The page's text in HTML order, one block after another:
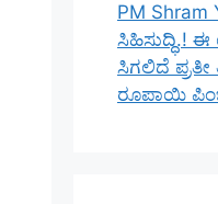
PM Shram
ಸಿಹಿಸುದ್ಧಿ.!
ಸಿಗಲಿದೆ ಪ್ರತೀ
ರೂಪಾಯಿ